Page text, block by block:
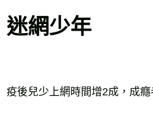
迷網少年
疫後兒少上網時間增2成，成